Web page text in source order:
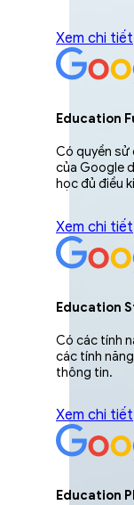
Xem chi tiết
Education
Có quyền sử
của Google
học đủ điều
Xem chi tiết
Education
Có các tính
các tính
thông tin.
Xem chi tiết
Education